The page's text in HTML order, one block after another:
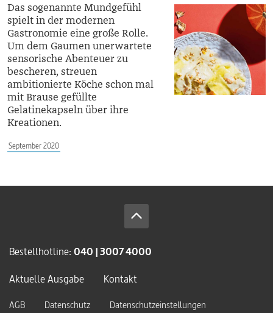
Das sogenannte Mundgefühl
spielt in der modernen
Gastronomie eine große Rolle.
Um dem Gaumen unerwartete
sensorische Abenteuer zu
bescheren, streuen
ambitionierte Köche schon mal
mit Brause gefüllte
Gelatinekapseln über ihre
Kreationen.
September 2020
Bestellhotline: 040 | 3007 4000
Aktuelle Ausgabe
Kontakt
AGB Datenschutz Datenschutzeinstellungen